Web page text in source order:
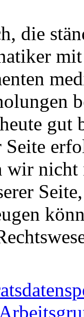
die
gut
Seite
wir